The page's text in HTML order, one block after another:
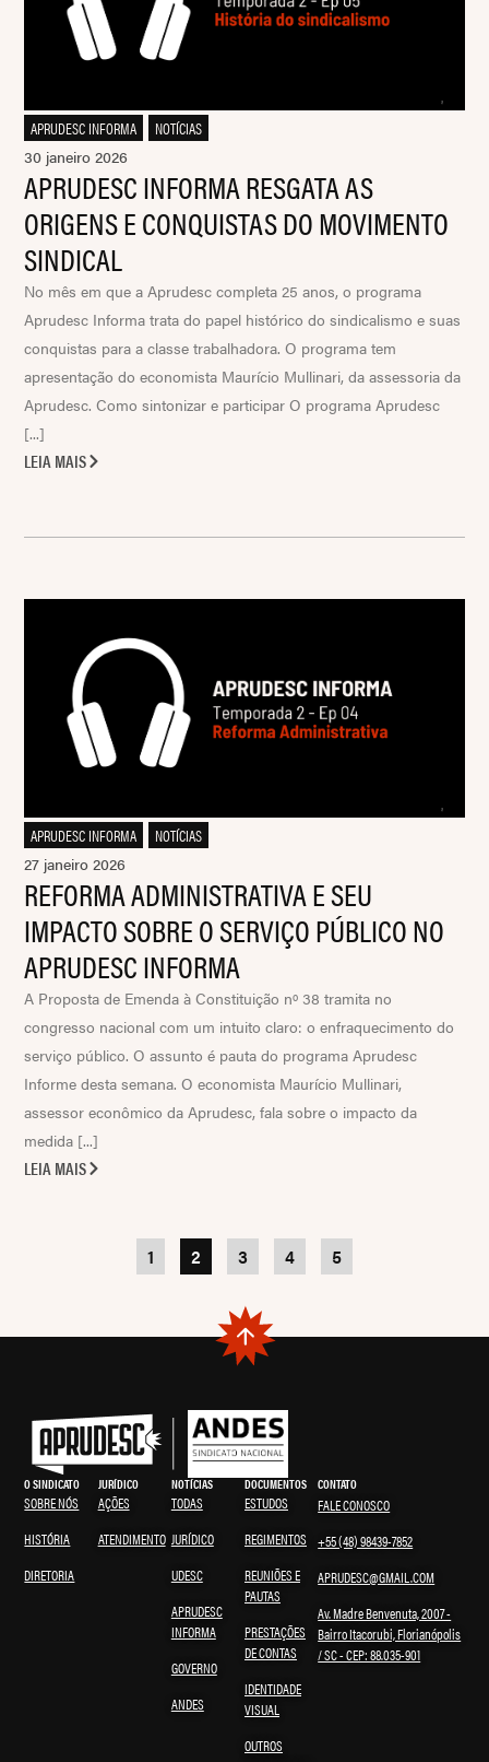
APRUDESC INFORMA
NOTÍCIAS
30 janeiro 2026
APRUDESC INFORMA RESGATA AS
ORIGENS E CONQUISTAS DO MOVIMENTO
SINDICAL
No mês em que a Aprudesc completa 25 anos, o programa
Aprudesc Informa trata do papel histórico do sindicalismo e suas
conquistas para a classe trabalhadora. O programa tem
apresentação do economista Maurício Mullinari, da assessoria da
Aprudesc. Como sintonizar e participar O programa Aprudesc
[...]
LEIA MAIS
APRUDESC INFORMA
NOTÍCIAS
27 janeiro 2026
REFORMA ADMINISTRATIVA E SEU
IMPACTO SOBRE O SERVIÇO PÚBLICO NO
APRUDESC INFORMA
A Proposta de Emenda à Constituição nº 38 tramita no
congresso nacional com um intuito claro: o enfraquecimento do
serviço público. O assunto é pauta do programa Aprudesc
Informe desta semana. O economista Maurício Mullinari,
assessor econômico da Aprudesc, fala sobre o impacto da
medida [...]
LEIA MAIS
1 2 3 4 5
O SINDICATO
SOBRE NÓS
HISTÓRIA
DIRETORIA
JURÍDICO
AÇÕES
ATENDIMENTO
NOTÍCIAS
TODAS
JURÍDICO
UDESC
APRUDESC
INFORMA
GOVERNO
ANDES
DOCUMENTOS
ESTUDOS
REGIMENTOS
REUNIÕES E
PAUTAS
PRESTAÇÕES
DE CONTAS
IDENTIDADE
VISUAL
OUTROS
CONTATO
FALE CONOSCO
+55 (48) 98439-7852
APRUDESC@GMAIL.COM
Av. Madre Benvenuta, 2007 -
Bairro Itacorubi, Florianópolis
/ SC - CEP: 88.035-901